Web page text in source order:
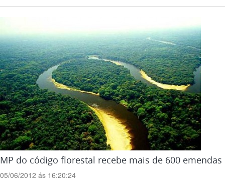
MP do código florestal recebe mais de 600 emendas
05/06/2012 ás 16:20:24